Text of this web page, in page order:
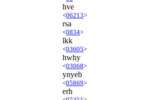
hve
<06213>
rsa
<0834>
lkk
<03605>
hwhy
<03068>
ynyeb
<05869>
erh